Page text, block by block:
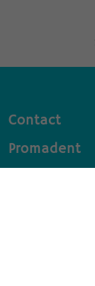
Contact
Promadent